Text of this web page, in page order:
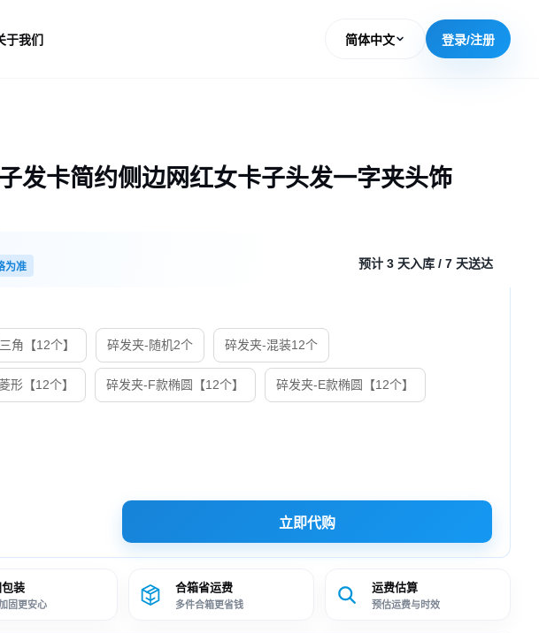
于我们 简体中文 登录/注册
发卡简约侧边网红女卡子头发一字夹头饰
为准 预计 3 天入库 / 7 天送达
角【12个】 碎发夹-随机2个 碎发夹-混装12个
形【12个】 碎发夹-F款椭圆【12个】 碎发夹-E款椭圆【12个】
立即代购
装
固更安心
合箱省运费
多件合箱更省钱
运费估算
预估运费与时效